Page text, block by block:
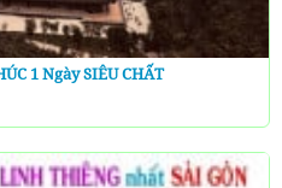
1 Ngày SIÊU CHẤT